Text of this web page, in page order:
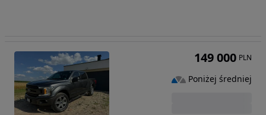
149 000 PLN
Poniżej średniej